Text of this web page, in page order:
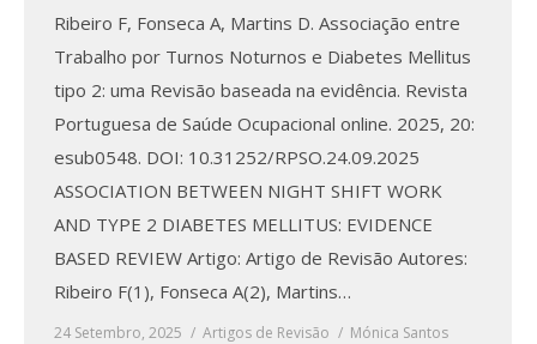
Estatísticas da Revista
Ficha técnica
Ribeiro F, Fonseca A, Martins D. Associação entre
Trabalho por Turnos Noturnos e Diabetes Mellitus
tipo 2: uma Revisão baseada na evidência. Revista
Portuguesa de Saúde Ocupacional online. 2025, 20:
esub0548. DOI: 10.31252/RPSO.24.09.2025
ASSOCIATION BETWEEN NIGHT SHIFT WORK
AND TYPE 2 DIABETES MELLITUS: EVIDENCE
BASED REVIEW Artigo: Artigo de Revisão Autores:
Ribeiro F(1), Fonseca A(2), Martins…
24 Setembro, 2025 Artigos de Revisão Mónica Santos